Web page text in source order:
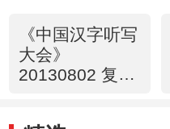
《中国汉字听写
大会》
20130802 复赛